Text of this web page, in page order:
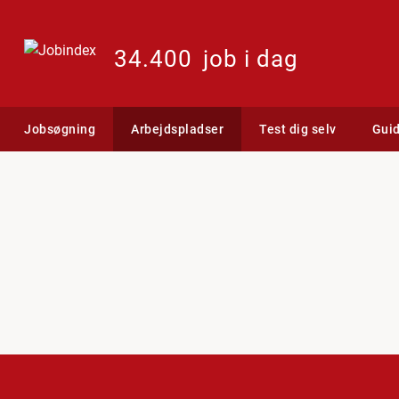
34.400 job i dag
Jobsøgning Arbejdspladser Test dig selv